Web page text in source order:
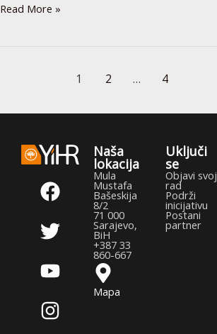
Read More »
1 2 … 4
F
a
c
e
b
o
o
k
T
w
i
t
t
e
r
Y
o
u
t
u
b
e
I
n
s
t
a
g
r
a
Naša
lokacija
Mula
Mustafa
Bašeskija
8/2
71 000
Sarajevo,
BiH
+387 33
860-667
Mapa
Uključi
se
Objavi svoj
rad
Podrži
inicijativu
Postani
partner